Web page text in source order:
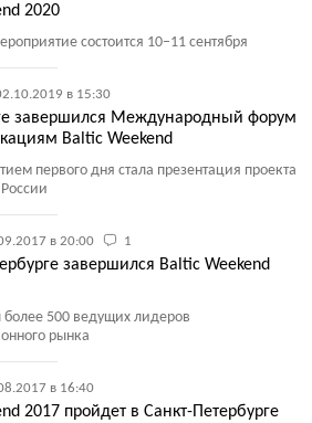
2020
состоится 10−11 сентября
в 15:30
завершился Международный форум
Baltic Weekend
первого дня стала презентация проекта
в 20:00 1
завершился Baltic Weekend
500 ведущих лидеров
рынка
в 16:40
2017 пройдет в Санкт-Петербурге